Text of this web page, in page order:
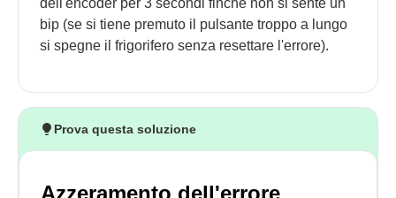
dell'encoder per 3 secondi finché non si sente un
bip (se si tiene premuto il pulsante troppo a lungo
si spegne il frigorifero senza resettare l'errore).
Prova questa soluzione
Azzeramento dell'errore